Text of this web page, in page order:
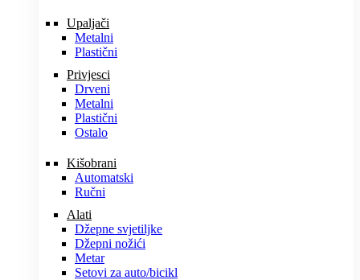
Upaljači
Metalni
Plastični
Privjesci
Drveni
Metalni
Plastični
Ostalo
Kišobrani
Automatski
Ručni
Alati
Džepne svjetiljke
Džepni nožići
Metar
Setovi za auto/bicikl